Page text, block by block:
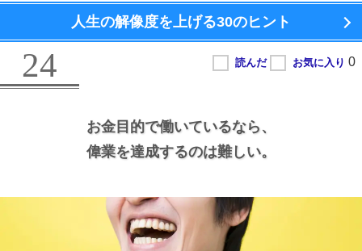
人生の解像度を上げる30のヒント
24
お金目的で働いているなら、
偉業を達成するのは難しい。